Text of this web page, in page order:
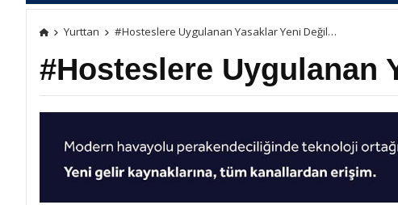
Yurttan #Hosteslere Uygulanan Yasaklar Yeni Değil…
#Hosteslere Uygulanan